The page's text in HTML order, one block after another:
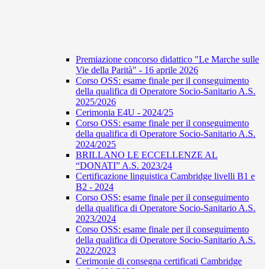
Premiazione concorso didattico "Le Marche sulle
Vie della Parità" - 16 aprile 2026
Corso OSS: esame finale per il conseguimento
della qualifica di Operatore Socio-Sanitario A.S.
2025/2026
Cerimonia E4U - 2024/25
Corso OSS: esame finale per il conseguimento
della qualifica di Operatore Socio-Sanitario A.S.
2024/2025
BRILLANO LE ECCELLENZE AL
“DONATI” A.S. 2023/24
Certificazione linguistica Cambridge livelli B1 e
B2 - 2024
Corso OSS: esame finale per il conseguimento
della qualifica di Operatore Socio-Sanitario A.S.
2023/2024
Corso OSS: esame finale per il conseguimento
della qualifica di Operatore Socio-Sanitario A.S.
2022/2023
Cerimonie di consegna certificati Cambridge